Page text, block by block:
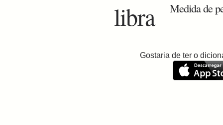
libra Medida de
Gostaria de ter o